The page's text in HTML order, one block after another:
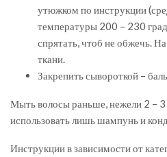
утюжком по инструкции
температуры 200 – 230
спрятать, чтоб не обжечь.
ткани.
Закрепить сывороткой –
Мыть волосы раньше, нежели 2 – 3
использовать лишь шампунь и
Инструкции в зависимости от